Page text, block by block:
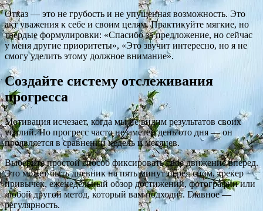
Отказ — это не грубость и не упущенная возможность. Это
акт уважения к себе и своим целям. Практикуйте мягкие, но
твердые формулировки: «Спасибо за предложение, но сейчас
у меня другие приоритеты», «Это звучит интересно, но я не
смогу уделить этому должное внимание».
Создайте систему отслеживания
прогресса
Мотивация исчезает, когда мы не видим результатов своих
усилий. Но прогресс часто незаметен день ото дня — он
проявляется в сравнении недель и месяцев.
Выберите простой способ фиксировать свое движение вперед.
Это может быть дневник на пять минут перед сном, трекер
привычек, еженедельный обзор достижений, фотографии или
любой другой метод, который вам подходит. Главное —
регулярность.